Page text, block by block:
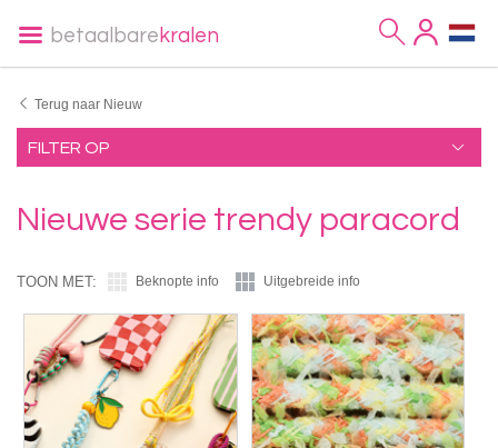
betaalbare kralen
Terug naar Nieuw
FILTER OP
Nieuwe serie trendy paracord
TOON MET: Beknopte info Uitgebreide info